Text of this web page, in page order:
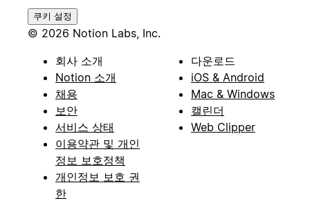
쿠키 설정
© 2026 Notion Labs, Inc.
회사 소개
Notion 소개
채용
보안
서비스 상태
이용약관 및 개인
정보 보호정책
개인정보 보호 권
한
다운로드
iOS & Android
Mac & Windows
캘린더
Web Clipper